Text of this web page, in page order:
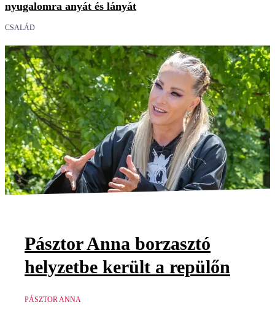
nyugalomra anyát és lányát
CSALÁD
Pásztor Anna borzasztó
helyzetbe került a repülőn
PÁSZTOR ANNA